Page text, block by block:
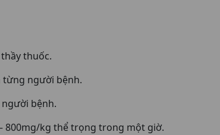
thuốc.
từng người bệnh.
bệnh.
800mg/kg thể trọng trong một giờ.